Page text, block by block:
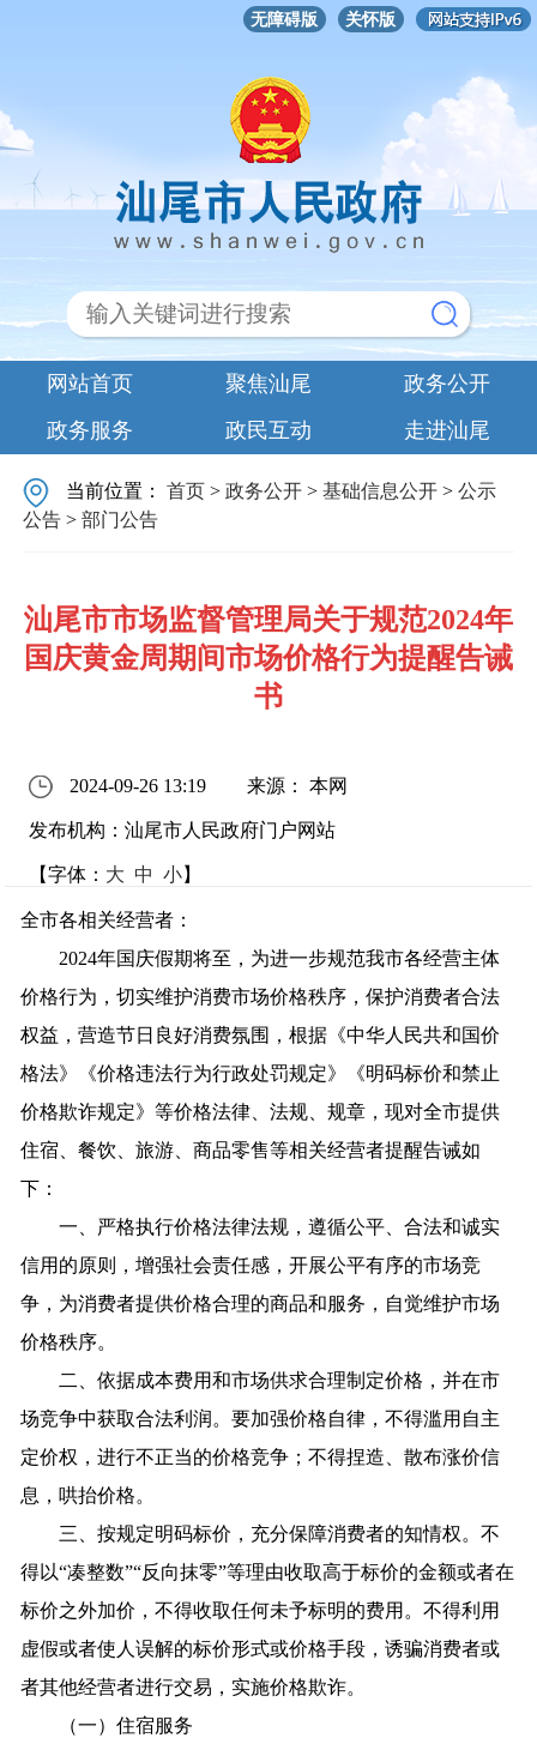
无障碍版 关怀版
网站首页 聚焦汕尾
政务公开
政务服务
政民互动 走进汕尾
当前位置：首页 >政务公开 >基础信息公开 >公示
公告 >部门公告
汕尾市市场监督管理局关于规范2024年
国庆黄金周期间市场价格行为提醒告诫
书
2024-09-26 13:19 来源： 本网
发布机构：汕尾市人民政府门户网站
【字体： 大 中 小】
全市各相关经营者：
2024年国庆假期将至，为进一步规范我市各经营主体
价格行为，切实维护消费市场价格秩序，保护消费者合法
权益，营造节日良好消费氛围，根据《中华人民共和国价
格法》《价格违法行为行政处罚规定》《明码标价和禁止
价格欺诈规定》等价格法律、法规、规章，现对全市提供
住宿、餐饮、旅游、商品零售等相关经营者提醒告诫如
下：
一、严格执行价格法律法规，遵循公平、合法和诚实
信用的原则，增强社会责任感，开展公平有序的市场竞
争，为消费者提供价格合理的商品和服务，自觉维护市场
价格秩序。
二、依据成本费用和市场供求合理制定价格，并在市
场竞争中获取合法利润。要加强价格自律，不得滥用自主
定价权，进行不正当的价格竞争；不得捏造、散布涨价信
息，哄抬价格。
三、按规定明码标价，充分保障消费者的知情权。不
得以“凑整数”“反向抹零”等理由收取高于标价的金额或者在
标价之外加价，不得收取任何未予标明的费用。不得利用
虚假或者使人误解的标价形式或价格手段，诱骗消费者或
者其他经营者进行交易，实施价格欺诈。
（一）住宿服务